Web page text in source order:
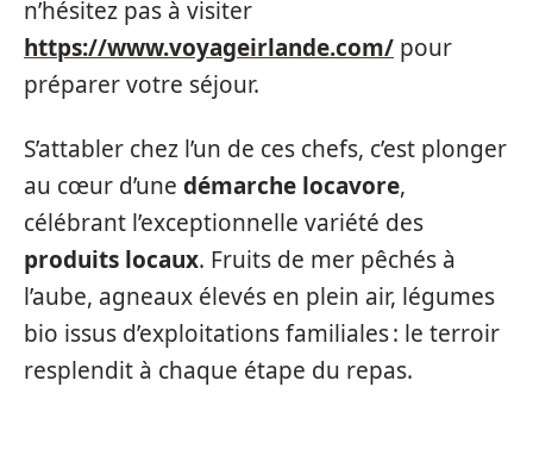
n’hésitez pas à visiter
https://www.voyageirlande.com/ pour
préparer votre séjour.
S’attabler chez l’un de ces chefs, c’est plonger
au cœur d’une démarche locavore,
célébrant l’exceptionnelle variété des
produits locaux. Fruits de mer pêchés à
l’aube, agneaux élevés en plein air, légumes
bio issus d’exploitations familiales : le terroir
resplendit à chaque étape du repas.